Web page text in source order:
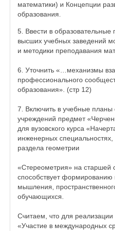
математики) и Концепции
образования.
5. Ввести в образовательные
высших учебных заведений
и методики преподавания
6. Уточнить «…механизмы
профессионального
образования». (стр 12)
7. Включить в учебные планы
учреждений предмет
для вузовского курса
инженерных специальностях,
раздела геометрии
«Стереометрия» на старшей
способствует формированию
мышления,
обучающихся.
Считаем, что для
«Участие в международных